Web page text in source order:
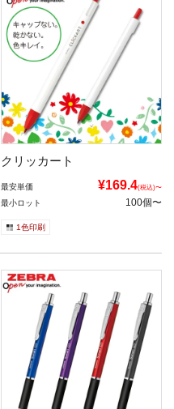
クリッカート
最安単価 ¥169.4(税込)〜
最小ロット 100個〜
1色印刷